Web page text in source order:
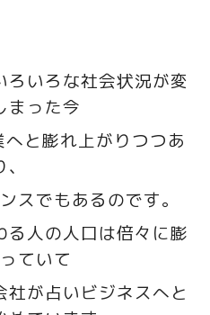
ろいろな社会状況が変
まった今
と膨れ上がりつつあ
、
スでもあるのです。
る人の人口は倍々に膨
ていて
が占いビジネスへと